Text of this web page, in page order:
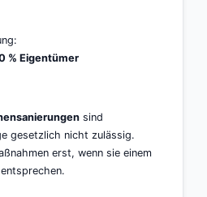
% Eigentümer
sind
gesetzlich nicht zulässig.
erst, wenn sie einem